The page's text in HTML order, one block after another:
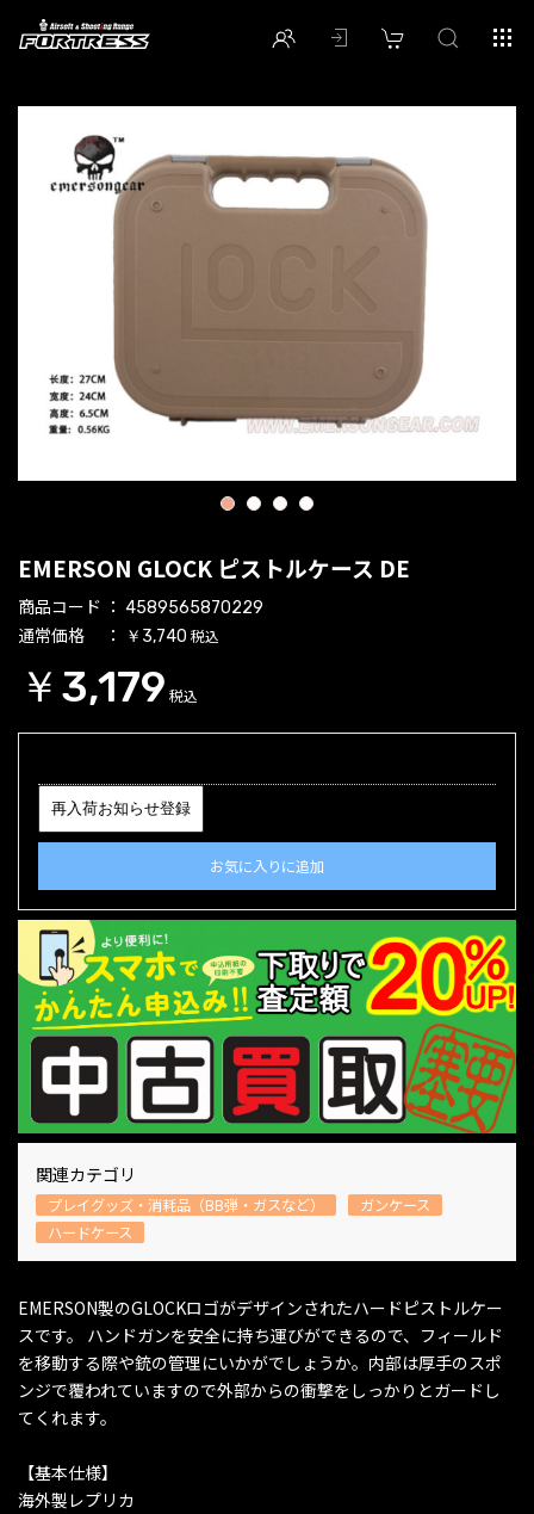
1 2 3 4
EMERSON GLOCK ピストルケース DE
商品コード 4589565870229
通常価格 ￥3,740 税込
￥3,179 税込
再入荷お知らせ登録
お気に入りに追加
関連カテゴリ
プレイグッズ・消耗品（BB弾・ガスなど）
ガンケース
ハードケース
EMERSON製のGLOCKロゴがデザインされたハードピストルケー
スです。 ハンドガンを安全に持ち運びができるので、フィールド
を移動する際や銃の管理にいかがでしょうか。内部は厚手のスポ
ンジで覆われていますので外部からの衝撃をしっかりとガードし
てくれます。
【基本仕様】
海外製レプリカ